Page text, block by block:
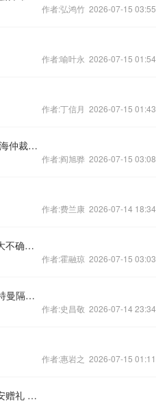
作者:弘鸿竹 2026-07-15 03:55
作者:喻叶永 2026-07-15 01:54
作者:丁信月 2026-07-15 01:43
外交部就日本外务大臣炒作“南海仲裁案裁决”出台十年发表谈话
作者:阎旭骅 2026-07-15 03:08
作者:费兰康 2026-07-14 18:34
美单边关税让全球经济面临更大不确定性（国际论坛）
作者:霍融琼 2026-07-15 03:03
GPT-5.6发布之际 马斯克与奥特曼隔空互怼
作者:史昌敬 2026-07-14 23:34
作者:惠岩之 2026-07-15 01:11
比利时首相在机场打开埃尔多安赠礼 随即移交机场警察